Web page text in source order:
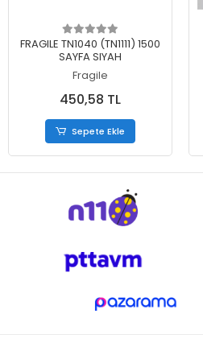
Sepete Ekle
FRAGILE TN1040 (TN1111) 1500
SAYFA SIYAH
Fragile
450,58 TL
Sepete Ekle